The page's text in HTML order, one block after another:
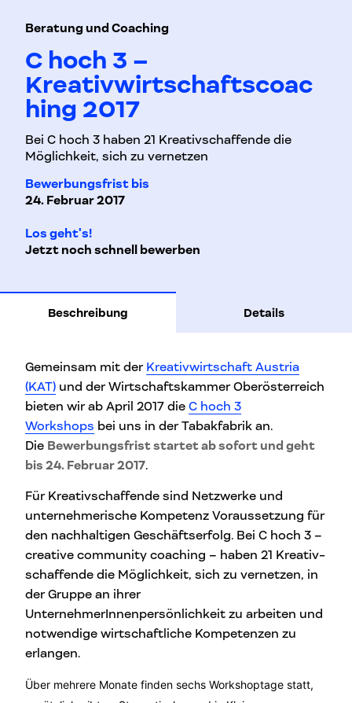
Beratung und Coaching
C hoch 3 –
Kreativwirtschaftscoac
hing 2017
Bei C hoch 3 haben 21 Kreativschaffende die
Möglichkeit, sich zu vernetzen
Bewerbungsfrist bis
24. Februar 2017
Los geht's!
Jetzt noch schnell bewerben
Beschreibung Details
Gemeinsam mit der Kreativwirtschaft Austria
(KAT) und der Wirtschaftskammer Oberösterreich
bieten wir ab April 2017 die C hoch 3
Workshops bei uns in der Tabakfabrik an.
Die Bewerbungsfrist startet ab sofort und geht
bis 24. Februar 2017.
Für Kreativschaffende sind Netzwerke und
unternehmerische Kompetenz Voraussetzung für
den nachhaltigen Geschäftserfolg. Bei C hoch 3 –
creative community coaching – haben 21 Kreativ-
schaffende die Möglichkeit, sich zu vernetzen, in
der Gruppe an ihrer
UnternehmerInnenpersönlichkeit zu arbeiten und
notwendige wirtschaftliche Kompetenzen zu
erlangen.
Über mehrere Monate finden sechs Workshoptage statt,